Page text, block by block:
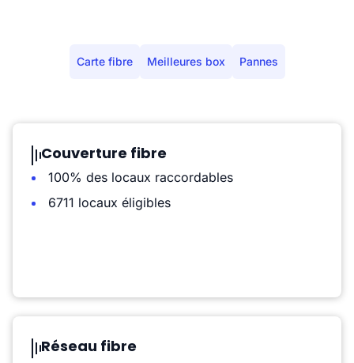
Carte fibre Meilleures box Pannes
Couverture fibre
100% des locaux raccordables
6711 locaux éligibles
Réseau fibre